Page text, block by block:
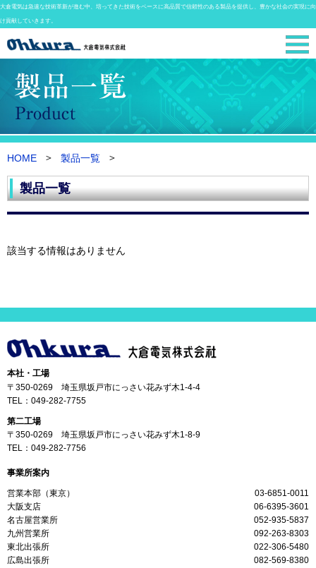
大倉電気は急速な技術革新が進む中、培ってきた技術をベースに高品質で信頼性のある製品を提供し、豊かな社会の実現に向
け貢献していきます。
HOME 製品一覧
製品一覧
該当する情報はありません
本社・工場
〒350-0269 埼玉県坂戸市にっさい花みず木1-4-4
TEL： 049-282-7755
第二工場
〒350-0269 埼玉県坂戸市にっさい花みず木1-8-9
TEL： 049-282-7756
事業所案内
営業本部（東京）
03-6851-0011
大阪支店
06-6395-3601
名古屋営業所
052-935-5837
九州営業所
092-263-8303
東北出張所
022-306-5480
広島出張所
082-569-8380